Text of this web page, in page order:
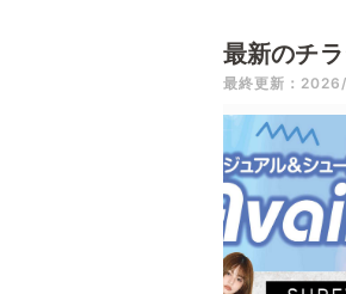
最新のチラ
最終更新：